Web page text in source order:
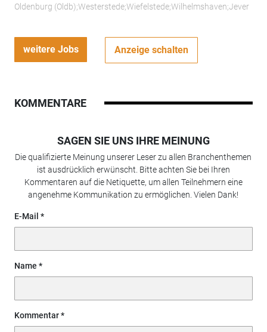
Oldenburg (Oldb);Westerstede;Wiefelstede;Wilhelmshaven;Jever
weitere Jobs Anzeige schalten
KOMMENTARE
SAGEN SIE UNS IHRE MEINUNG
Die qualifizierte Meinung unserer Leser zu allen Branchenthemen
ist ausdrücklich erwünscht. Bitte achten Sie bei Ihren
Kommentaren auf die Netiquette, um allen Teilnehmern eine
angenehme Kommunikation zu ermöglichen. Vielen Dank!
E-Mail
Name
Kommentar